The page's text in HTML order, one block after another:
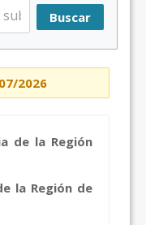
Buscar
2026
de la Región
la Región de